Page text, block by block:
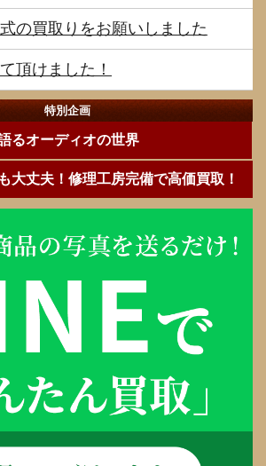
の買取りをお願いしました
頂けました！
特別企画
るオーディオの世界
大丈夫！修理工房完備で高価買取！